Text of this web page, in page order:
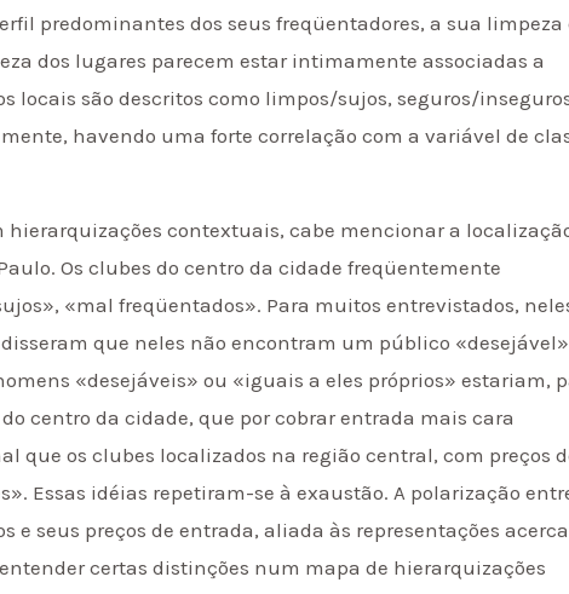
predominantes dos seus freqüentadores, a sua limpeza
dos lugares parecem estar intimamente associadas a
locais são descritos como limpos/sujos, seguros/
havendo uma forte correlação com a variável de
contextuais, cabe mencionar a
Os clubes do centro da cidade freqüentemente
«mal freqüentados». Para muitos entrevistados,
que neles não encontram um público
«desejáveis» ou «iguais a eles próprios» estariam,
centro da cidade, que por cobrar entrada mais cara
que os clubes localizados na região central, com preços
Essas idéias repetiram-se à exaustão. A polarização
seus preços de entrada, aliada às representações acerca
certas distinções num mapa de hierarquizações